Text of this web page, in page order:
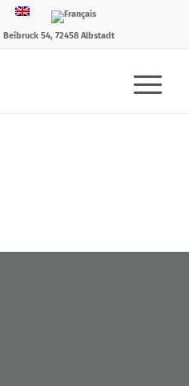
Beibruck 54, 72458 Albstadt